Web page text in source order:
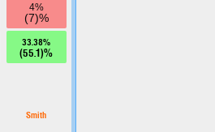
4%
(7)%
33.38%
(55.1)%
Smith